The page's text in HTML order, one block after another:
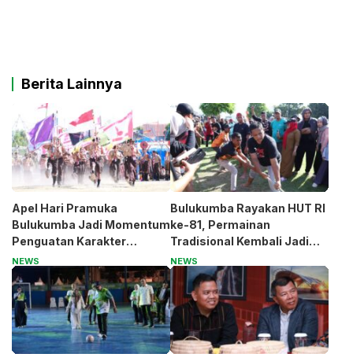
Berita Lainnya
Apel Hari Pramuka
Bulukumba Jadi Momentum
Penguatan Karakter
Generasi Muda
NEWS
Bulukumba Rayakan HUT RI
ke-81, Permainan
Tradisional Kembali Jadi
Magnet
NEWS